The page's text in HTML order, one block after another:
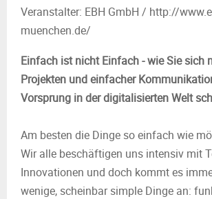
N
U
Veranstalter: EBH GmbH / http://
muenchen.de/
Einfach ist nicht Einfach - wie Sie sich
Projekten und einfacher
Vorsprung in der digitalisierten Welt
Am besten die Dinge so einfach wie
Wir alle beschäftigen uns intensiv mit
Innovationen und doch kommt es
wenige, scheinbar simple Dinge an: